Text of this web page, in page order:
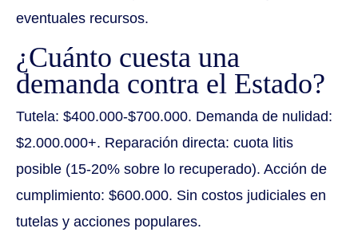
eventuales recursos.
¿Cuánto cuesta una
demanda contra el Estado?
Tutela: $400.000-$700.000. Demanda de nulidad:
$2.000.000+. Reparación directa: cuota litis
posible (15-20% sobre lo recuperado). Acción de
cumplimiento: $600.000. Sin costos judiciales en
tutelas y acciones populares.